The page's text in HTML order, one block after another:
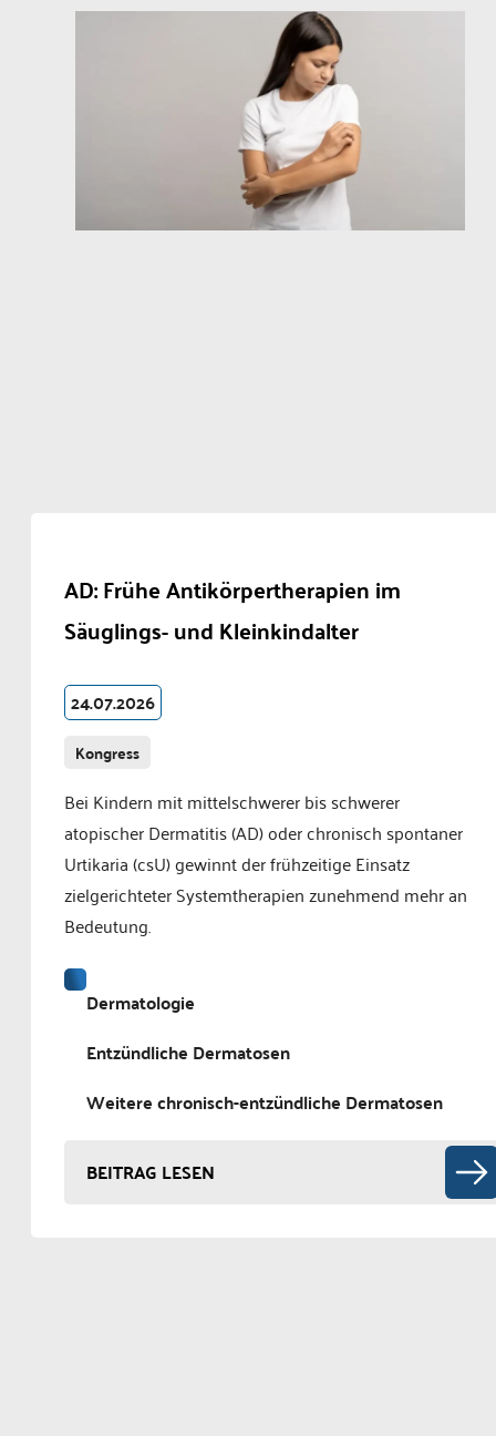
AD: Frühe Antikörpertherapien im
Säuglings- und Kleinkindalter
24.07.2026
Kongress
Bei Kindern mit mittelschwerer bis schwerer
atopischer Dermatitis (AD) oder chronisch spontaner
Urtikaria (csU) gewinnt der frühzeitige Einsatz
zielgerichteter Systemtherapien zunehmend mehr an
Bedeutung.
Dermatologie
Entzündliche Dermatosen
Weitere chronisch-entzündliche Dermatosen
BEITRAG LESEN